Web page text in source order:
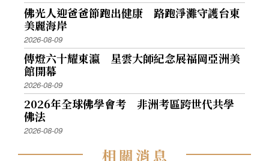
佛光人迎爸爸節跑出健康 路跑淨灘守護台東
美麗海岸
2026-08-09
傳燈六十耀東瀛 星雲大師紀念展福岡亞洲美
館開幕
2026-08-09
2026年全球佛學會考 非洲考區跨世代共學
佛法
2026-08-09
相關消息